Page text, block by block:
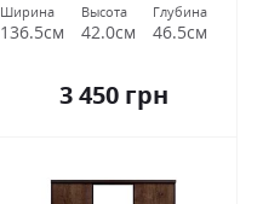
Ширина
136.5см
Высота
42.0см
Глубина
46.5см
3 450 грн